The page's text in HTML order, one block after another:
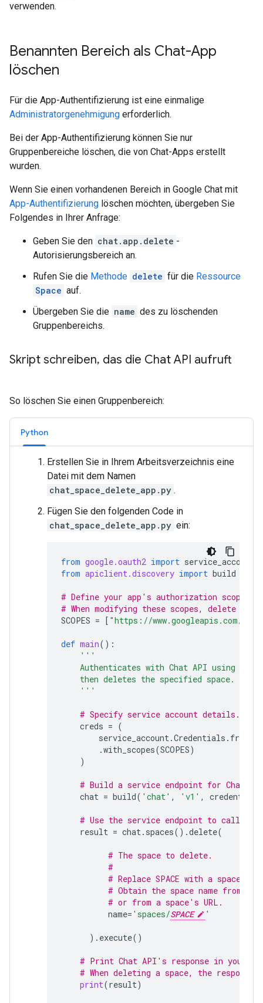
verwenden.
Benannten Bereich als Chat-App
löschen
Für die App-Authentifizierung ist eine einmalige
Administratorgenehmigung erforderlich.
Bei der App-Authentifizierung können Sie nur
Gruppenbereiche löschen, die von Chat-Apps erstellt
wurden.
Wenn Sie einen vorhandenen Bereich in Google Chat mit
App-Authentifizierung löschen möchten, übergeben Sie
Folgendes in Ihrer Anfrage:
Geben Sie den chat.app.delete -
Autorisierungsbereich an.
Rufen Sie die Methode delete für die Ressource
Space auf.
Übergeben Sie die name des zu löschenden
Gruppenbereichs.
Skript schreiben, das die Chat API aufruft
So löschen Sie einen Gruppenbereich:
Python
Erstellen Sie in Ihrem Arbeitsverzeichnis eine
Datei mit dem Namen
chat_space_delete_app.py .
Fügen Sie den folgenden Code in
chat_space_delete_app.py ein:
from google.oauth2 import service_account
from apiclient.discovery import build
# Define your app's authorization scopes.
# When modifying these scopes, delete
SCOPES = [ "https://www.googleapis.com/
def main():
'''
Authenticates with Chat API using app
    then deletes the specified space.
    '''
# Specify service account details.
creds = (
service_account.Credentials .
.with_scopes(SCOPES)
)
# Build a service endpoint for Chat
chat = build( 'chat' , 'v1' , credentials
# Use the service endpoint to call
result = chat. spaces() .delete(
# The space to delete.
#
# Replace SPACE with a space
# Obtain the space name from
# or from a space's URL.
name= 'spaces/SPACE '
) . execute()
# Print Chat API's response in your
# When deleting a space, the response
print(result)